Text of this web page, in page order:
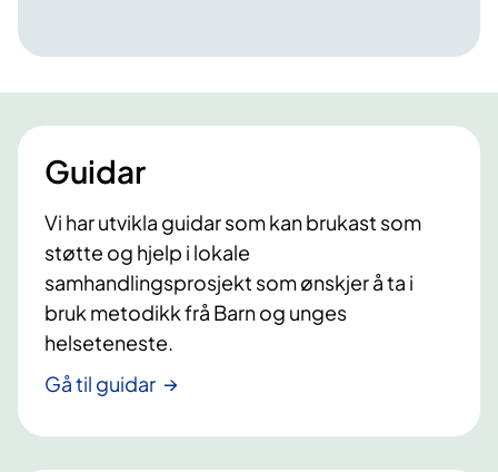
Guidar
Vi har utvikla guidar som kan brukast som
støtte og hjelp i lokale
samhandlingsprosjekt som ønskjer å ta i
bruk metodikk frå Barn og unges
helseteneste.
Gå til guidar